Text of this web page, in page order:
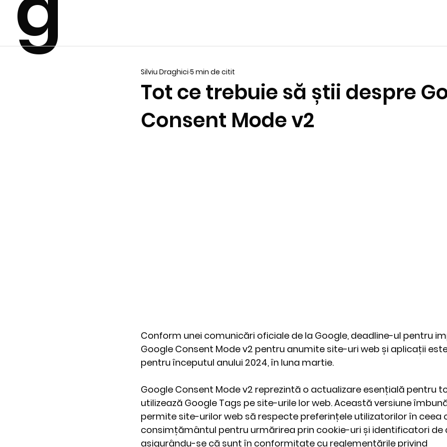
Tot ce trebuie să știi despre
Consent Mode v2
Silviu Draghici 5 min de citit
Conform unei comunicări oficiale de la Google, deadline-ul pentru
Google Consent Mode v2 pentru anumite site-uri web și aplicații
pentru începutul anului 2024, în luna martie.
Google Consent Mode v2 reprezintă o actualizare esențială pentru
utilizează Google Tags pe site-urile lor web. Această versiune
permite site-urilor web să respecte preferințele utilizatorilor în ceea
consimțământul pentru urmărirea prin cookie-uri și identificatori de
asigurându-se că sunt în conformitate cu reglementările privind